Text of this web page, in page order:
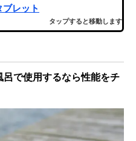
レット
タップすると移動します
で使用するなら性能をチ